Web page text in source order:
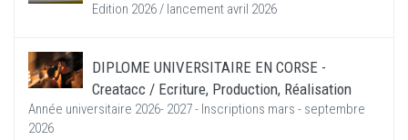
Edition 2026 / lancement avril 2026
DIPLOME UNIVERSITAIRE EN CORSE -
Creatacc / Ecriture, Production, Réalisation
Année universitaire 2026- 2027 - Inscriptions mars - septembre
2026